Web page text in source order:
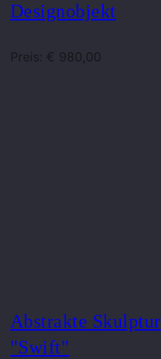
Designobjekt
Preis: € 980,00
Abstrakte Skulptur
"Swift"